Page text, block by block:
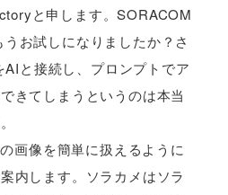
と申します。SORACOM
お試しになりましたか？さ
AIと接続し、プロンプトでア
きてしまうというのは本当
画像を簡単に扱えるように
内します。ソラカメはソラ